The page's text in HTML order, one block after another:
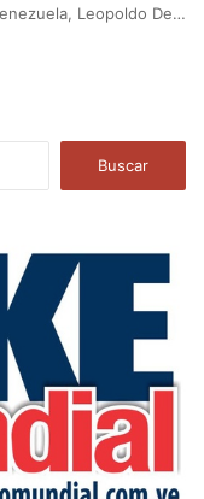
Leopoldo De…
a